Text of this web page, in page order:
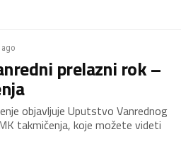
prelazni rok –
objavljuje Uputstvo Vanrednog
takmičenja, koje možete videti